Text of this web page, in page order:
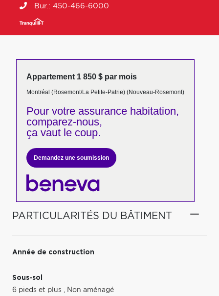
Bur.: 450-466-6000
Appartement 1 850 $ par mois
Montréal (Rosemont/La Petite-Patrie) (Nouveau-Rosemont)
Pour votre assurance habitation,
comparez-nous,
ça vaut le coup.
Demandez une soumission
PARTICULARITÉS DU BÂTIMENT
Année de construction
Sous-sol
6 pieds et plus , Non aménagé